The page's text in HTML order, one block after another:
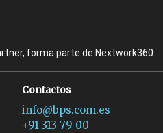
forma parte de Nextwork360.
Contactos
info@bps.com.es
+91 313 79 00